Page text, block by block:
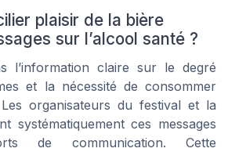
plaisir de la bière
sur l’alcool santé ?
l’information claire sur le degré
et la nécessité de consommer
organisateurs du festival et la
systématiquement ces messages
de communication. Cette